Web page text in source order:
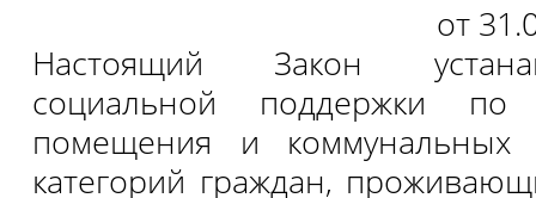
от
Настоящий Закон
социальной поддержки по
помещения и коммунальных
категорий граждан,